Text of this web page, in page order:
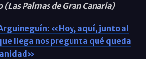
(Las Palmas de Gran Canaria)
«Hoy, aquí, junto al
llega nos pregunta qué queda